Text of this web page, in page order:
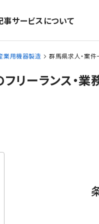
事サービスについて
業用機器製造 群馬県求人・案件
リーランス・業